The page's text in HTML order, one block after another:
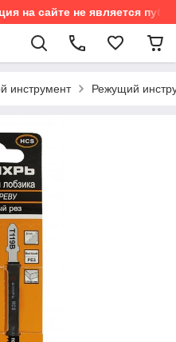
на сайте не является
инструмент Режущий